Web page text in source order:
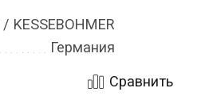
Германия
Сравнить